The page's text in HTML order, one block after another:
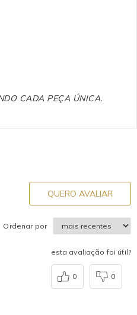
CADA PEÇA ÚNICA.
QUERO AVALIAR
Ordenar por
esta avaliação foi útil?
0 0